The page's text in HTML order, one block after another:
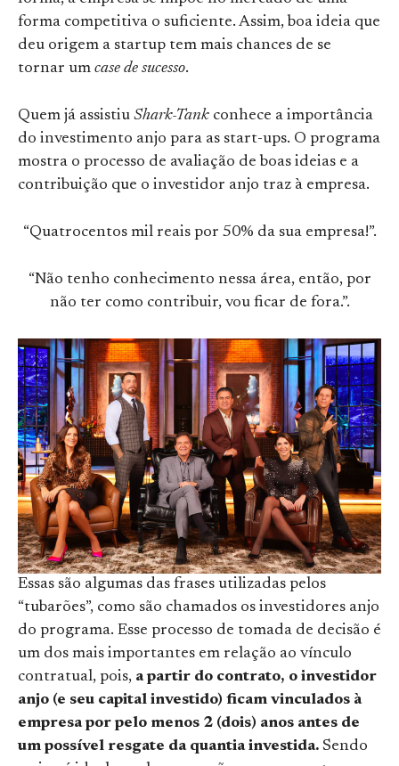
forma competitiva o suficiente. Assim, boa ideia que
deu origem a startup tem mais chances de se
tornar um case de sucesso.
Quem já assistiu Shark-Tank conhece a importância
do investimento anjo para as start-ups. O programa
mostra o processo de avaliação de boas ideias e a
contribuição que o investidor anjo traz à empresa.
“Quatrocentos mil reais por 50% da sua empresa!”.
“Não tenho conhecimento nessa área, então, por
não ter como contribuir, vou ficar de fora.”.
Essas são algumas das frases utilizadas pelos
“tubarões”, como são chamados os investidores anjo
do programa. Esse processo de tomada de decisão é
um dos mais importantes em relação ao vínculo
contratual, pois, a partir do contrato, o investidor
anjo (e seu capital investido) ficam vinculados à
empresa por pelo menos 2 (dois) anos antes de
um possível resgate da quantia investida. Sendo